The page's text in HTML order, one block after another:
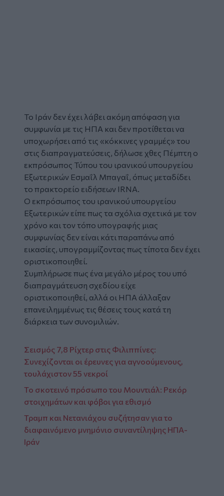
Το Ιράν δεν έχει λάβει ακόμη απόφαση για
συμφωνία με τις ΗΠΑ και δεν προτίθεται να
υποχωρήσει από τις «κόκκινες γραμμές» του
στις διαπραγματεύσεις, δήλωσε χθες Πέμπτη ο
εκπρόσωπος Τύπου του ιρανικού υπουργείου
Εξωτερικών Εσμαΐλ Μπαγαΐ, όπως μεταδίδει
το πρακτορείο ειδήσεων IRNA.
Ο εκπρόσωπος του ιρανικού υπουργείου
Εξωτερικών είπε πως τα σχόλια σχετικά με τον
χρόνο και τον τόπο υπογραφής μιας
συμφωνίας δεν είναι κάτι παραπάνω από
εικασίες, υπογραμμίζοντας πως τίποτα δεν έχει
οριστικοποιηθεί.
Συμπλήρωσε πως ένα μεγάλο μέρος του υπό
διαπραγμάτευση σχεδίου είχε
οριστικοποιηθεί, αλλά οι ΗΠΑ άλλαξαν
επανειλημμένως τις θέσεις τους κατά τη
διάρκεια των συνομιλιών.
Σεισμός 7,8 Ρίχτερ στις Φιλιππίνες:
Συνεχίζονται οι έρευνες για αγνοούμενους,
τουλάχιστον 55 νεκροί
Το σκοτεινό πρόσωπο του Μουντιάλ: Ρεκόρ
στοιχημάτων και φόβοι για εθισμό
Τραμπ και Νετανιάχου συζήτησαν για το
διαφαινόμενο μνημόνιο συναντίληψης ΗΠΑ-
Ιράν